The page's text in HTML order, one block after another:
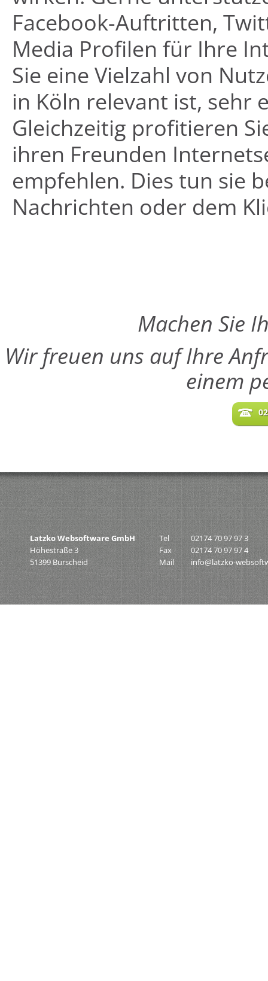
Facebook-Auftritten,
Media Profilen für Ihre
Sie eine Vielzahl von
in Köln relevant ist, sehr
Gleichzeitig profitieren
ihren Freunden
empfehlen. Dies tun sie
Nachrichten oder dem
Machen Sie
Wir freuen uns auf Ihre
einem
Latzko Websoftware GmbH
Höhestraße 3
51399 Burscheid
Tel
02174 70 97 97 3
Fax
02174 70 97 97 4
Mail
info@latzko-